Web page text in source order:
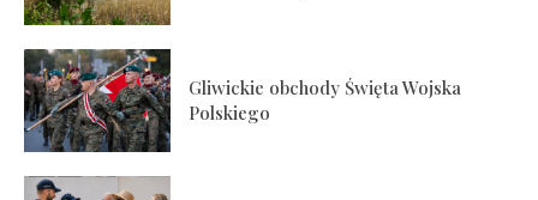
Gliwickie obchody Święta Wojska
Polskiego